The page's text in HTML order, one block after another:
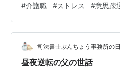
できなかったりすることがあ
て昇給の手応えがないことも
る要因となります。介護の仕
専門知識も必要ですが、それが
ないと、将来への不安を感じや
#介護職 #ストレス #意思疎
司法書士ぶんちょう事務所の
昼夜逆転の父の世話